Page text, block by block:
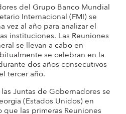
del Grupo Banco Mundial
Internacional (FMI) se
vez al año para analizar el
instituciones. Las Reuniones
se llevan a cabo en
se celebran en la
dos años consecutivos
tercer año.
Juntas de Gobernadores se
(Estados Unidos) en
las primeras Reuniones